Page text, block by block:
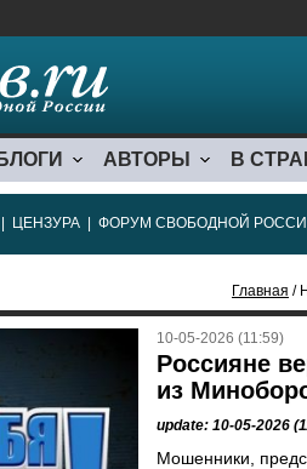
БЛОГИ АВТОРЫ В
ЦЕНЗУРА ФОРУМ СВОБОДНОЙ
Главная /
10-05-2026 (11:59)
Россияне
из
update: 10-05-2026
Мошенники,